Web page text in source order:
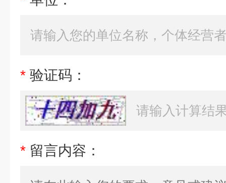
* 验证码：
* 留言内容：